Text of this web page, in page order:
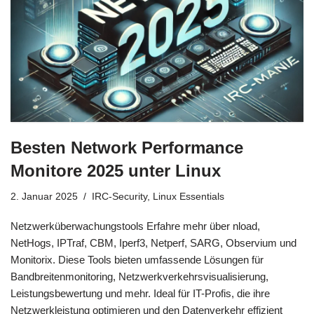
Besten Network Performance
Monitore 2025 unter Linux
2. Januar 2025 IRC-Security, Linux Essentials
Netzwerküberwachungstools Erfahre mehr über nload,
NetHogs, IPTraf, CBM, Iperf3, Netperf, SARG, Observium und
Monitorix. Diese Tools bieten umfassende Lösungen für
Bandbreitenmonitoring, Netzwerkverkehrsvisualisierung,
Leistungsbewertung und mehr. Ideal für IT-Profis, die ihre
Netzwerkleistung optimieren und den Datenverkehr effizient